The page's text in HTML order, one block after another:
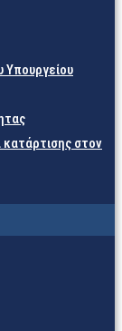
Υπουργείου
στον